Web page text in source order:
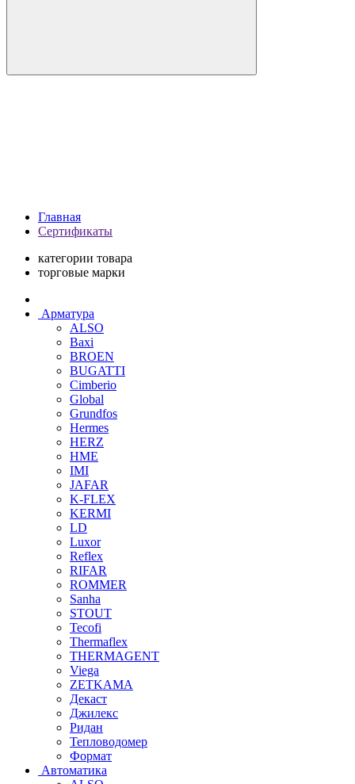
Главная
Сертификаты
категории товара
торговые марки
Арматура
ALSO
Baxi
BROEN
BUGATTI
Cimberio
Global
Grundfos
Hermes
HERZ
HME
IMI
JAFAR
K-FLEX
KERMI
LD
Luxor
Reflex
RIFAR
ROMMER
Sanha
STOUT
Tecofi
Thermaflex
THERMAGENT
Viega
ZETKAMA
Декаст
Джилекс
Ридан
Тепловодомер
Формат
Автоматика